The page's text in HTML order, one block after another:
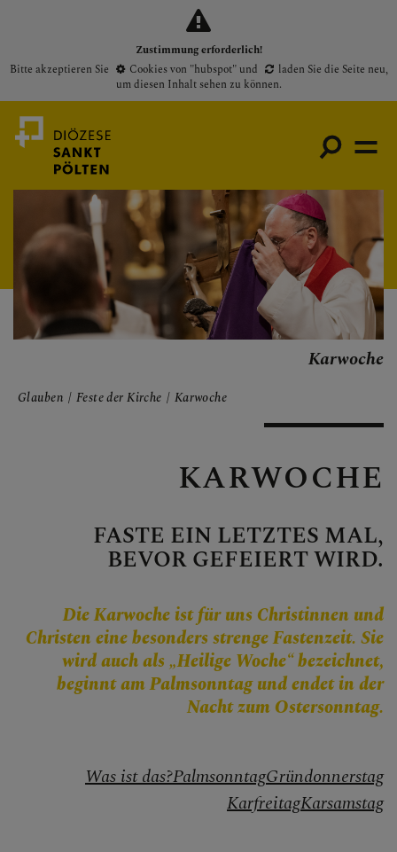
Zustimmung erforderlich!
Bitte akzeptieren Sie
Cookies von "hubspot"und laden Sie die Seite neu,
um diesen Inhalt sehen zu können.
Medienportal
Bischof
Gottesdienste
Pfarren
Personen
GLAUBEN
Kirche im Dialog
Bibel
Karwoche
Glauben Feste der Kirche Karwoche
KARWOCHE
FASTE EIN LETZTES MAL,
BEVOR GEFEIERT WIRD.
Die Karwoche ist für uns Christinnen und
Christen eine besonders strenge Fastenzeit. Sie
wird auch als „Heilige Woche“ bezeichnet,
beginnt am Palmsonntag und endet in der
Nacht zum Ostersonntag.
Was ist das?PalmsonntagGründonnerstag
KarfreitagKarsamstag